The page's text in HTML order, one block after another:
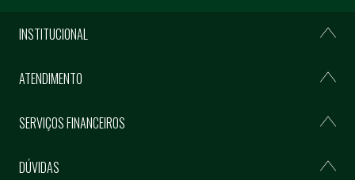
INSTITUCIONAL
ATENDIMENTO
SERVIÇOS FINANCEIROS
DÚVIDAS